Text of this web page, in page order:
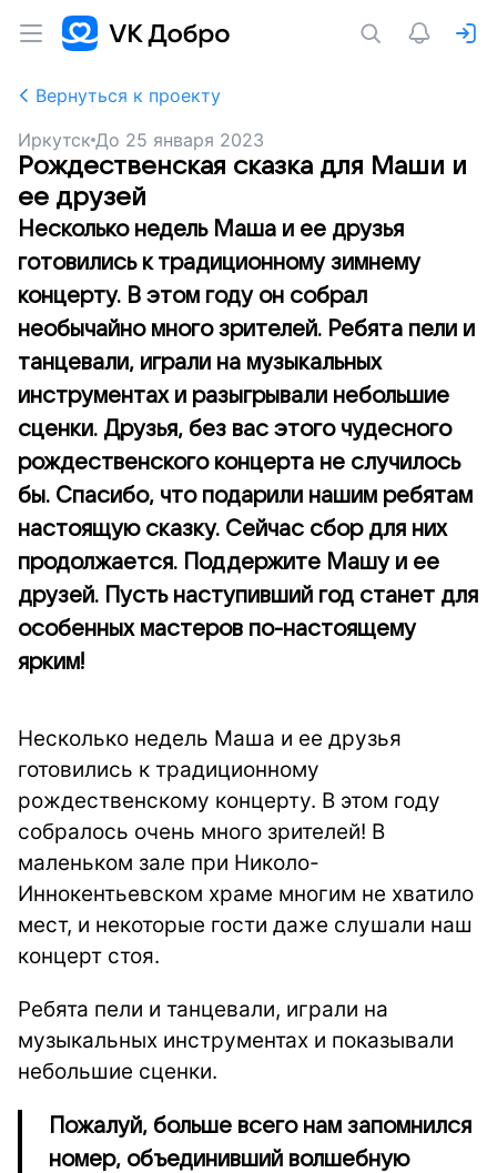
Вернуться к проекту
Иркутск До 25 января 2023
Рождественская сказка для Маши и
ее друзей
Несколько недель Маша и ее друзья
готовились к традиционному зимнему
концерту. В этом году он собрал
необычайно много зрителей. Ребята пели и
танцевали, играли на музыкальных
инструментах и разыгрывали небольшие
сценки. Друзья, без вас этого чудесного
рождественского концерта не случилось
бы. Спасибо, что подарили нашим ребятам
настоящую сказку. Сейчас сбор для них
продолжается. Поддержите Машу и ее
друзей. Пусть наступивший год станет для
особенных мастеров по-настоящему
ярким!
Несколько недель Маша и ее друзья
готовились к традиционному
рождественскому концерту. В этом году
собралось очень много зрителей! В
маленьком зале при Николо-
Иннокентьевском храме многим не хватило
мест, и некоторые гости даже слушали наш
концерт стоя.
Ребята пели и танцевали, играли на
музыкальных инструментах и показывали
небольшие сценки.
Пожалуй, больше всего нам запомнился
номер, объединивший волшебную